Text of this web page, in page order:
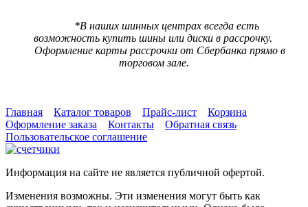
*В наших шинных центрах всегда есть
возможность купить шины или диски в рассрочку.
Оформление карты рассрочки от Сбербанка прямо в
торговом зале.
Главная Каталог товаров Прайс-лист
Корзина
Оформление заказа
Контакты
Обратная связь
Пользовательское соглашение
Информация на сайте не является публичной офертой.
Изменения возможны. Эти изменения могут быть как